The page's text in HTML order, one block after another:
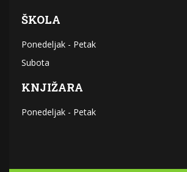
ŠKOLA
Ponedeljak - Petak
Subota
KNJIŽARA
Ponedeljak - Petak